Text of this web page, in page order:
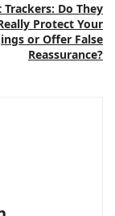
Trackers: Do They
Protect Your
or Offer False
Reassurance?